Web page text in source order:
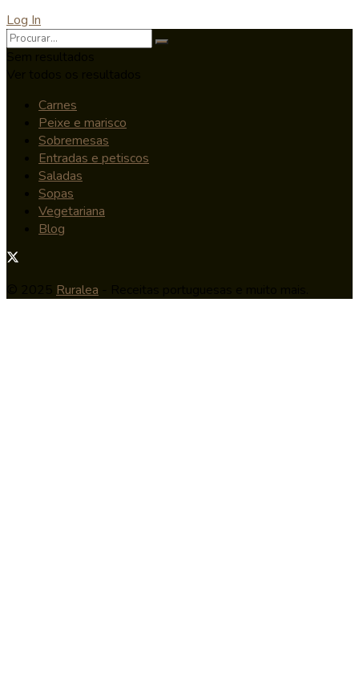
Log In
Carnes
Peixe e marisco
Sobremesas
Entradas e petiscos
Saladas
Sopas
Vegetariana
Blog
Ruralea